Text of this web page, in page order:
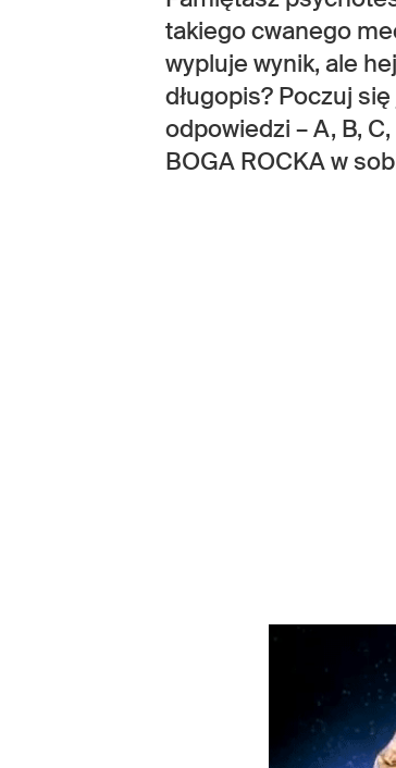
takiego cwanego
wypluje wynik, ale
długopis? Poczuj
odpowiedzi – A, B,
BOGA ROCKA w